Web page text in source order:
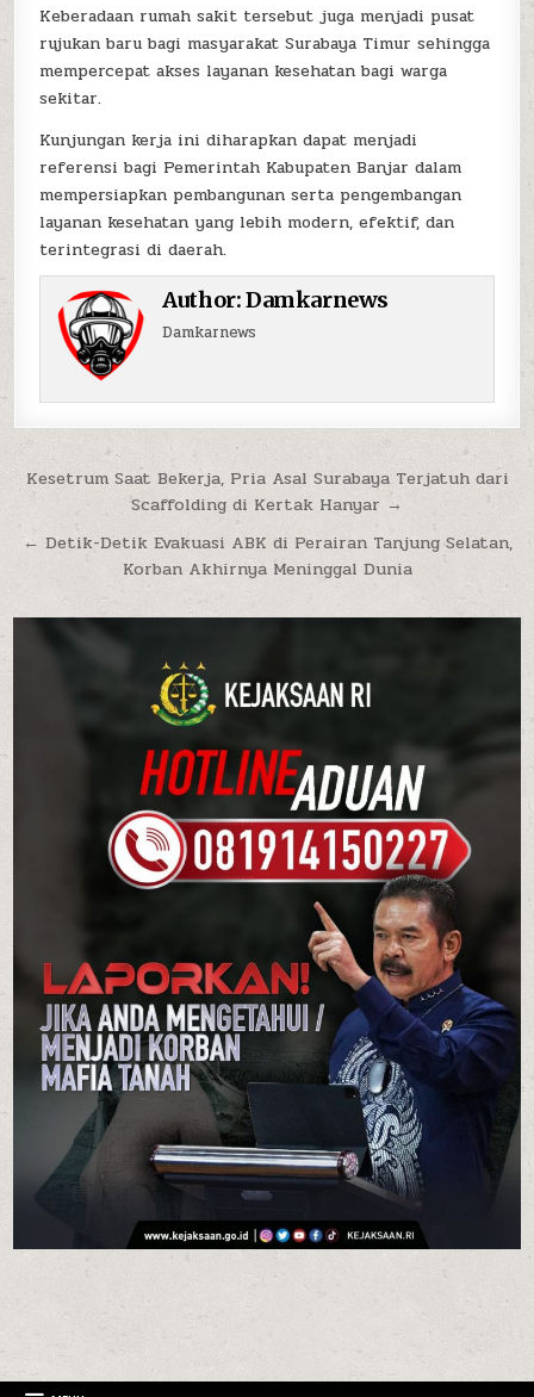
Keberadaan rumah sakit tersebut juga menjadi pusat
rujukan baru bagi masyarakat Surabaya Timur sehingga
mempercepat akses layanan kesehatan bagi warga
sekitar.
Kunjungan kerja ini diharapkan dapat menjadi
referensi bagi Pemerintah Kabupaten Banjar dalam
mempersiapkan pembangunan serta pengembangan
layanan kesehatan yang lebih modern, efektif, dan
terintegrasi di daerah.
Author:Damkarnews
Damkarnews
Navigasi pos
Kesetrum Saat Bekerja, Pria Asal Surabaya Terjatuh dari
Scaffolding di Kertak Hanyar →
← Detik-Detik Evakuasi ABK di Perairan Tanjung Selatan,
Korban Akhirnya Meninggal Dunia